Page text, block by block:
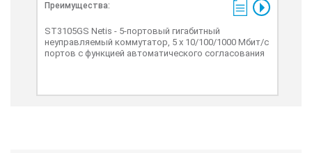
Преимущества:
ST3105GS Netis - 5-портовый гигабитный
неуправляемый коммутатор, 5 х 10/100/1000 Мбит/с
портов с функцией автоматического согласования